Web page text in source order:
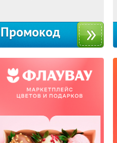
Промокод